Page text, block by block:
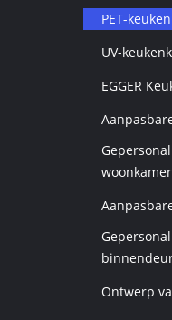
PET-
UV-
EGGER
woonkamer
Ontwerp